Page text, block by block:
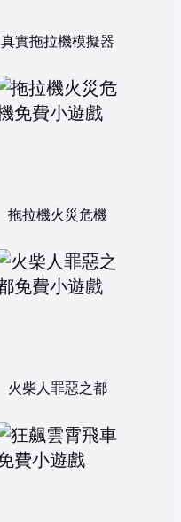
真實拖拉機模擬器
拖拉機火災危機
火柴人罪惡之都